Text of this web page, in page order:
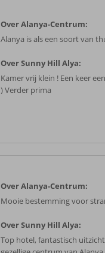
Over Alanya-Centrum:
Alanya is als een soort van
Over Sunny Hill Alya:
Kamer vrij klein ! Een keer
) Verder prima
Over Alanya-Centrum:
Mooie bestemming voor
Over Sunny Hill Alya:
Top hotel, fantastisch